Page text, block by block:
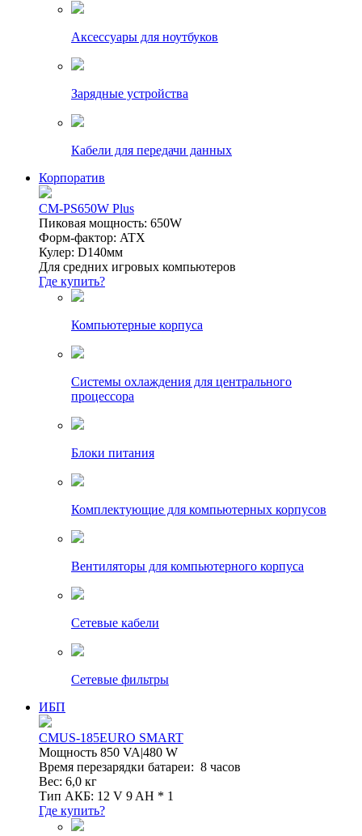
Аксессуары для ноутбуков
Зарядные устройства
Кабели для передачи данных
Корпоратив
CM-PS650W Plus
Пиковая мощность: 650W
Форм-фактор: ATX
Кулер: D140мм
Для средних игровых компьютеров
Где купить?
Компьютерные корпуса
Системы охлаждения для центрального
процессора
Блоки питания
Комплектующие для компьютерных корпусов
Вентиляторы для компьютерного корпуса
Сетевые кабели
Сетевые фильтры
ИБП
CMUS-185EURO SMART
Мощность 850 VA|480 W
Время перезарядки батареи: 8 часов
Вес: 6,0 кг
Тип АКБ: 12 V 9 AH * 1
Где купить?